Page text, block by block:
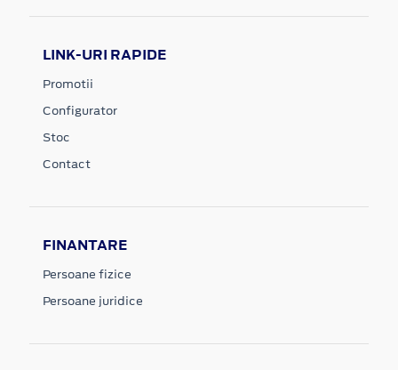
LINK-URI RAPIDE
Promotii
Configurator
Stoc
Contact
FINANTARE
Persoane fizice
Persoane juridice